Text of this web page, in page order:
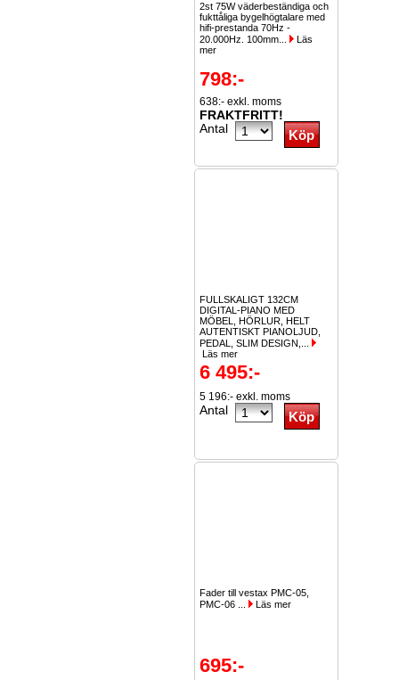
2st 75W väderbeständiga och
fukttåliga bygelhögtalare med
hifi-prestanda 70Hz -
20.000Hz. 100mm...
Läs
mer
798:-
638:- exkl. moms
FRAKTFRITT!
Antal
FULLSKALIGT 132CM
DIGITAL-PIANO MED
MÖBEL, HÖRLUR, HELT
AUTENTISKT PIANOLJUD,
PEDAL, SLIM DESIGN,...
Läs mer
6 495:-
5 196:- exkl. moms
Antal
Fader till vestax PMC-05,
PMC-06 ...
Läs mer
695:-